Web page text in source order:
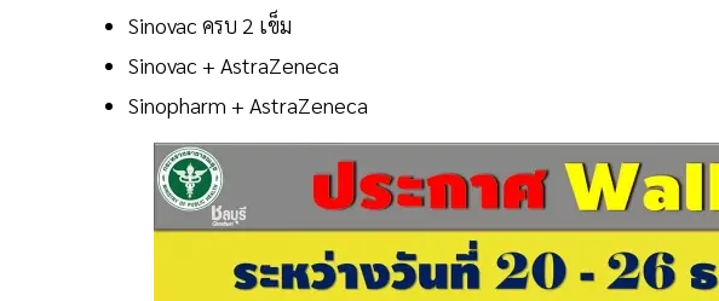
Sinovac ครบ 2 เข็ม
Sinovac + AstraZeneca
Sinopharm + AstraZeneca